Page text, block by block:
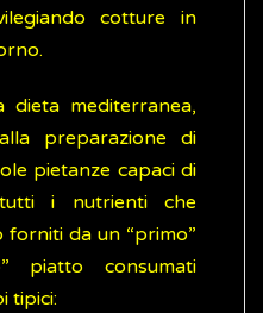
cotture in
dieta mediterranea,
preparazione di
pietanze capaci di
i nutrienti che
da un “primo”
piatto consumati
tipici: